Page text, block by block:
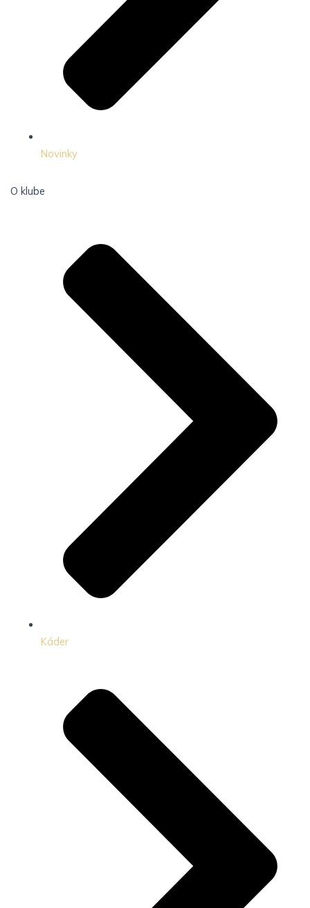
Novinky
O klube
Káder